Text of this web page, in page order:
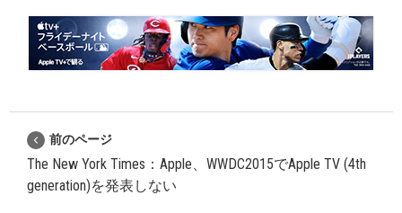
前のページ
The New York Times：Apple、WWDC2015でApple TV (4th
generation)を発表しない